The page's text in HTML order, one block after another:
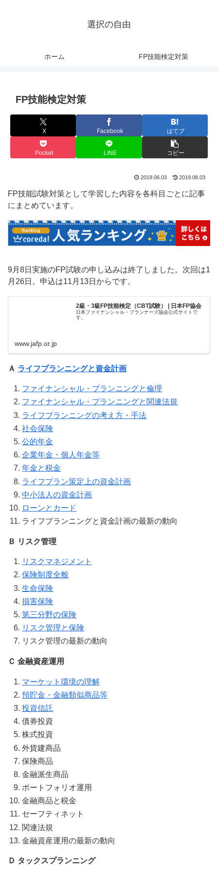
選択の自由
ホーム FP技能検定対策
FP技能検定対策
X Facebook はてブ
Pocket LINE コピー
2019.06.03 2019.08.03
FP技能試験対策として学習した内容を各科目ごとに記事
にまとめています。
9月8日実施のFP試験の申し込みは終了しました。次回は1
月26日。申込は11月13日からです。
2級・3級FP技能検定（CBT試験） | 日本FP協会
日本ファイナンシャル・プランナーズ協会公式サイトで
す。
www.jafp.or.jp
Ａ ライフプランニングと資金計画
ファイナンシャル・プランニングと倫理
ファイナンシャル・プランニングと関連法規
ライフプランニングの考え方・手法
社会保険
公的年金
企業年金・個人年金等
年金と税金
ライフプラン策定上の資金計画
中小法人の資金計画
ローンとカード
ライフプランニングと資金計画の最新の動向
Ｂ リスク管理
リスクマネジメント
保険制度全般
生命保険
損害保険
第三分野の保険
リスク管理と保険
リスク管理の最新の動向
Ｃ 金融資産運用
マーケット環境の理解
預貯金・金融類似商品等
投資信託
債券投資
株式投資
外貨建商品
保険商品
金融派生商品
ポートフォリオ運用
金融商品と税金
セーフティネット
関連法規
金融資産運用の最新の動向
Ｄ タックスプランニング